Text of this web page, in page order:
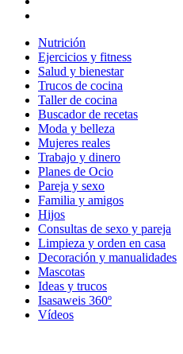
Nutrición
Ejercicios y fitness
Salud y bienestar
Trucos de cocina
Taller de cocina
Buscador de recetas
Moda y belleza
Mujeres reales
Trabajo y dinero
Planes de Ocio
Pareja y sexo
Familia y amigos
Hijos
Consultas de sexo y pareja
Limpieza y orden en casa
Decoración y manualidades
Mascotas
Ideas y trucos
Isasaweis 360º
Vídeos